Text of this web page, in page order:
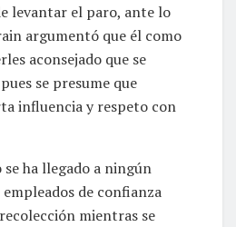
levantar el paro, ante lo
argumentó que él como
aconsejado que se
se presume que
influencia y respeto con
ha llegado a ningún
de confianza
mientras se